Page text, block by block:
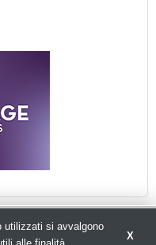
X
utilizzati si avvalgono